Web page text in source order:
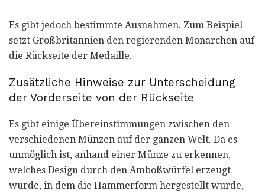
Es gibt jedoch bestimmte Ausnahmen. Zum Beispiel
setzt Großbritannien den regierenden Monarchen auf
die Rückseite der Medaille.
Zusätzliche Hinweise zur Unterscheidung
der Vorderseite von der Rückseite
Es gibt einige Übereinstimmungen zwischen den
verschiedenen Münzen auf der ganzen Welt. Da es
unmöglich ist, anhand einer Münze zu erkennen,
welches Design durch den Amboßwürfel erzeugt
wurde, in dem die Hammerform hergestellt wurde,